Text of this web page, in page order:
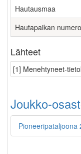
Hautausmaa
Hautapaikan numero
Lähteet
[1] Menehtyneet-
Joukko-
Pioneeripataljoona